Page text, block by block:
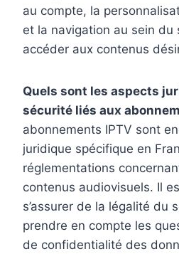
au compte, la
et la navigation au sein du
accéder aux contenus
Quels sont les aspects
sécurité liés aux
abonnements IPTV sont
juridique spécifique en
réglementations
contenus audiovisuels. Il
s’assurer de la légalité du
prendre en compte les
de confidentialité des